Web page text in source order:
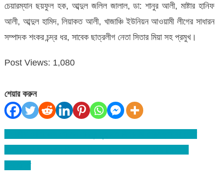
চেয়ারম্যান ছয়ফুল হক, আব্দুল জলিল জালাল, ডা: শানুর আলী, মাষ্টার হানিফ
আলী, আব্দুল হামিদ, লিয়াকত আলী, খাজাঞ্চি ইউনিয়ন আওয়ামী লীগের সাধারন
সম্পাদক শংকর চন্দ্র ধর, সাবেক ছাত্রলীগ নেতা সিতার মিয়া সহ প্রমুখ।
Post Views: 1,080
শেয়ার করুন
Post
navigation